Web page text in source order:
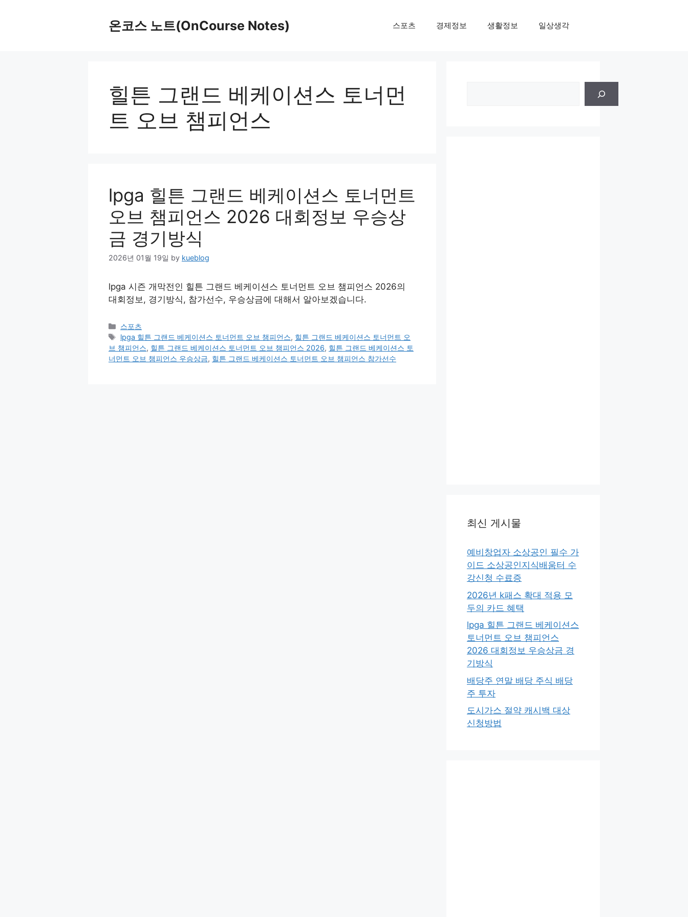
온코스 노트(OnCourse Notes) 스포츠 경제정보 생활정보 일상생각
힐튼 그랜드 베케이션스 토너먼
트 오브 챔피언스
lpga 힐튼 그랜드 베케이션스 토너먼트
오브 챔피언스 2026 대회정보 우승상
금 경기방식
2026년 01월 19일 by kueblog
lpga 시즌 개막전인 힐튼 그랜드 베케이션스 토너먼트 오브 챔피언스 2026의
대회정보, 경기방식, 참가선수, 우승상금에 대해서 알아보겠습니다.
Categories
스포츠
Tags
lpga 힐튼 그랜드 베케이션스 토너먼트 오브 챔피언스, 힐튼 그랜드 베케이션스 토너먼트 오
브 챔피언스, 힐튼 그랜드 베케이션스 토너먼트 오브 챔피언스 2026, 힐튼 그랜드 베케이션스 토
너먼트 오브 챔피언스 우승상금, 힐튼 그랜드 베케이션스 토너먼트 오브 챔피언스 참가선수
최신 게시물
예비창업자 소상공인 필수 가
이드 소상공인지식배움터 수
강신청 수료증
2026년 k패스 확대 적용 모
두의 카드 혜택
lpga 힐튼 그랜드 베케이션스
토너먼트 오브 챔피언스
2026 대회정보 우승상금 경
기방식
배당주 연말 배당 주식 배당
주 투자
도시가스 절약 캐시백 대상
신청방법